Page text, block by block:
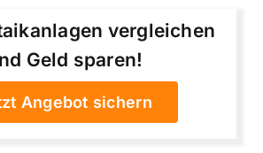
vergleichen
Geld sparen!
Angebot sichern